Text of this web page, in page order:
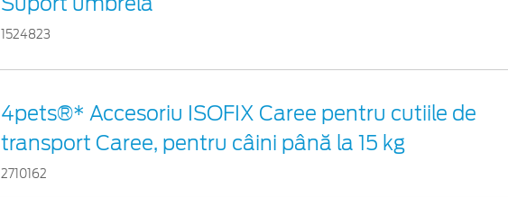
1524823
4pets®* Accesoriu ISOFIX Caree pentru cutiile de
transport Caree, pentru câini până la 15 kg
2710162